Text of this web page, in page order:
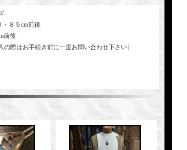
・８５cm前後
前後
の際はお手続き前に一度お問い合わせ下さい）